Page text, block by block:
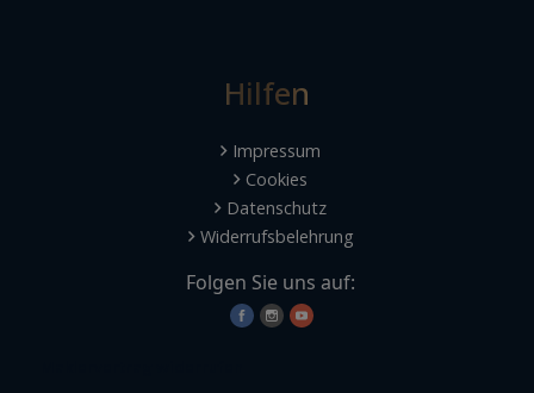
Hilfen
Impressum
Cookies
Datenschutz
Widerrufsbelehrung
Folgen Sie uns auf: